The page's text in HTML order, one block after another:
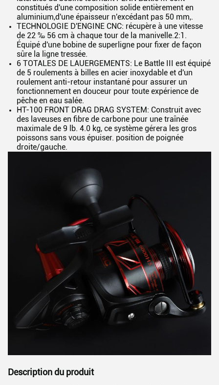
constitués d'une composition solide entièrement en
aluminium,d'une épaisseur n'excédant pas 50 mm,.
TECHNOLOGIE D'ENGINE CNC: récupère à une vitesse
de 22 ‰ 56 cm à chaque tour de la manivelle.2:1.
Équipé d'une bobine de superligne pour fixer de façon
sûre la ligne tressée.
6 TOTALES DE LAUERGEMENTS: Le Battle III est équipé
de 5 roulements à billes en acier inoxydable et d'un
roulement anti-retour instantané pour assurer un
fonctionnement en douceur pour toute expérience de
pêche en eau salée.
HT-100 FRONT DRAG DRAG SYSTEM: Construit avec
des laveuses en fibre de carbone pour une traînée
maximale de 9 lb. 4.0 kg, ce système gérera les gros
poissons sans vous épuiser. position de poignée
droite/gauche.
Description du produit